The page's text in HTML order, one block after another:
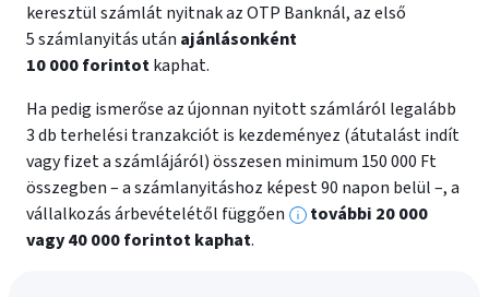
keresztül számlát nyitnak az OTP Banknál, az első
5 számlanyitás után ajánlásonként
10 000 forintotkaphat.
Ha pedig ismerőse az újonnan nyitott számláról legalább
3 db terhelési tranzakciót is kezdeményez (átutalást indít
vagy fizet a számlájáról) összesen minimum 150 000 Ft
összegben – a számlanyitáshoz képest 90 napon belül –, a
vállalkozás árbevételétől függően
További
további 20 000
vagy 40 000 forintot kaphat.